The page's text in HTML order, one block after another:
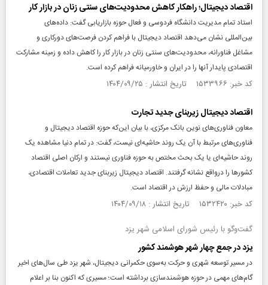
اقتصاد دیجیتال؛ راهکار کاهش محدودیت‌های سنتی زنان در بازار کار
استاد تمام مدیریت دانشگاه فردوسی و فعال حوزه بازاریابی گفت: داده‌های
بین‌المللی نشان می‌دهد اقتصاد دیجیتال با فراهم کردن فرصت‌های دورکاری و
مشاغل فناورانه، محدودیت‌های سنتی زنان در بازار کار را کاهش داده و زمینه مشارکت
اقتصادی پایدار آنها را در ایران و خاورمیانه فراهم کرده است.
کد خبر: ۱۵۳۳۹۶۶ تاریخ انتشار : ۱۴۰۴/۰۹/۲۵
اقتصاد دیجیتال زیربنای جدید تجارت
معاون فناوری‌های نوین بانک مرکزی، با بیان این‌که حوزه اقتصاد دیجیتال و
فناوری‌های مرتبط با آن یک روند حاشیه‌ای نیست، گفت: در تمام دنیا مشاهده یک
روند حاشیه‌ای یا یک بحث مختص به حوزه فناوری نیستند و ارکان اصلی اقتصاد
کشورها را درواقع نشانه گرفتند. اقتصاد دیجیتال زیربنای جدید تعاملات اقتصادی،
مبادلات مالی و حفظ ارزش در اقتصاد است.
کد خبر: ۱۵۳۲۴۲۰ تاریخ انتشار : ۱۴۰۴/۰۹/۱۸
گفت‌وگو با رئیس شورای اسلامی شهر یزد
یزد در جمع چهار شهر هوشمند کشور
در مسیر توسعه شهری و حرکت به‌سوی حکمرانی دیجیتال، شهر یزد طی سال‌های اخیر
گام‌های مهمی در حوزه هوشمندسازی برداشته است؛ مسیری که اکنون بنا بر اعلام